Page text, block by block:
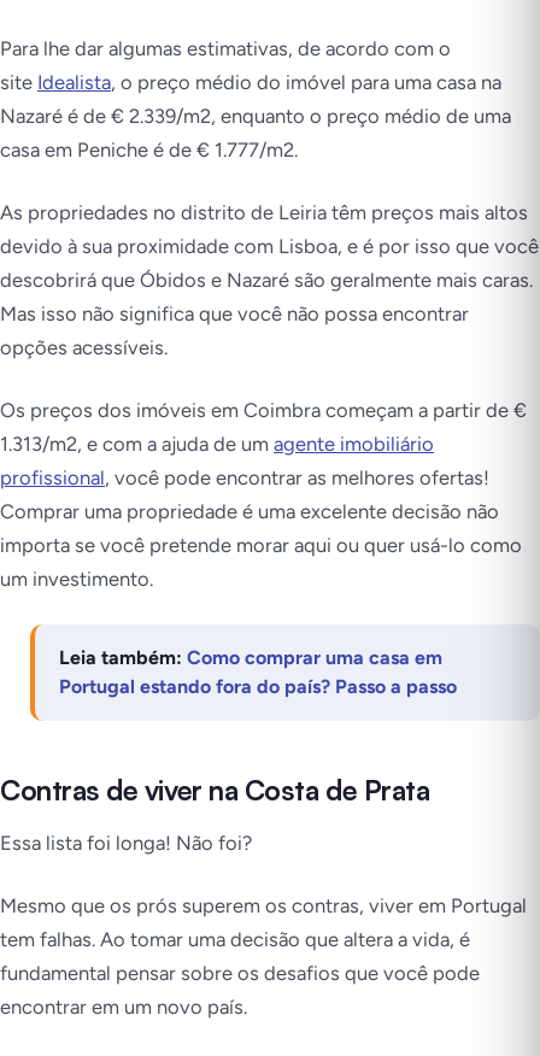
Para lhe dar algumas estimativas, de acordo com o
site Idealista, o preço médio do imóvel para uma casa na
Nazaré é de € 2.339/m2, enquanto o preço médio de uma
casa em Peniche é de € 1.777/m2.
As propriedades no distrito de Leiria têm preços mais altos
devido à sua proximidade com Lisboa, e é por isso que você
descobrirá que Óbidos e Nazaré são geralmente mais caras.
Mas isso não significa que você não possa encontrar
opções acessíveis.
Os preços dos imóveis em Coimbra começam a partir de €
1.313/m2, e com a ajuda de um agente imobiliário
profissional, você pode encontrar as melhores ofertas!
Comprar uma propriedade é uma excelente decisão não
importa se você pretende morar aqui ou quer usá-lo como
um investimento.
Leia também: Como comprar uma casa em
Portugal estando fora do país? Passo a passo
Contras de viver na Costa de Prata
Essa lista foi longa! Não foi?
Mesmo que os prós superem os contras, viver em Portugal
tem falhas. Ao tomar uma decisão que altera a vida, é
fundamental pensar sobre os desafios que você pode
encontrar em um novo país.